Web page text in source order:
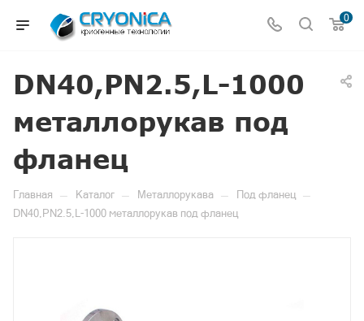
0
DN40,PN2.5,L-1000
металлорукав под
фланец
Главная — Каталог — Металлорукава — Под фланец —
DN40,PN2.5,L-1000 металлорукав под фланец